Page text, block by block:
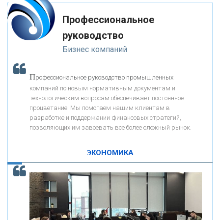
«РОСЕВРОБАНК»
«ПРЕСС-СЛУЖБА ВТБ24»
«АВТОГРАДБАНК»
«ПРОМРЕГИОНБАНК»
ОНАС
Как Система быстрых платежей за пять лет
изменила финансовый рынок - «Интервью»
мимо ушей. Он никогда не бывает полезен никому, кроме того, кто его
-- Люблю давать советы и очень не люблю, когда их дают мне.
Профессиональное
руководство
Бизнес компаний
Профессиональное руководство промышленных
компаний по новым нормативным документам и
технологическим вопросам обеспечивает постоянное
процветание. Мы помогаем нашим клиентам в
разработке и поддержании финансовых стратегий,
позволяющих им завоевать все более сложный рынок.
ЭКОНОМИКА